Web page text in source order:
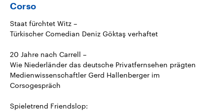
Corso
Staat fürchtet Witz –
Türkischer Comedian Deniz Göktaş verhaftet
20 Jahre nach Carrell –
Wie Niederländer das deutsche Privatfernsehen prägten
Medienwissenschaftler Gerd Hallenberger im
Corsogespräch
Spieletrend Friendslop: